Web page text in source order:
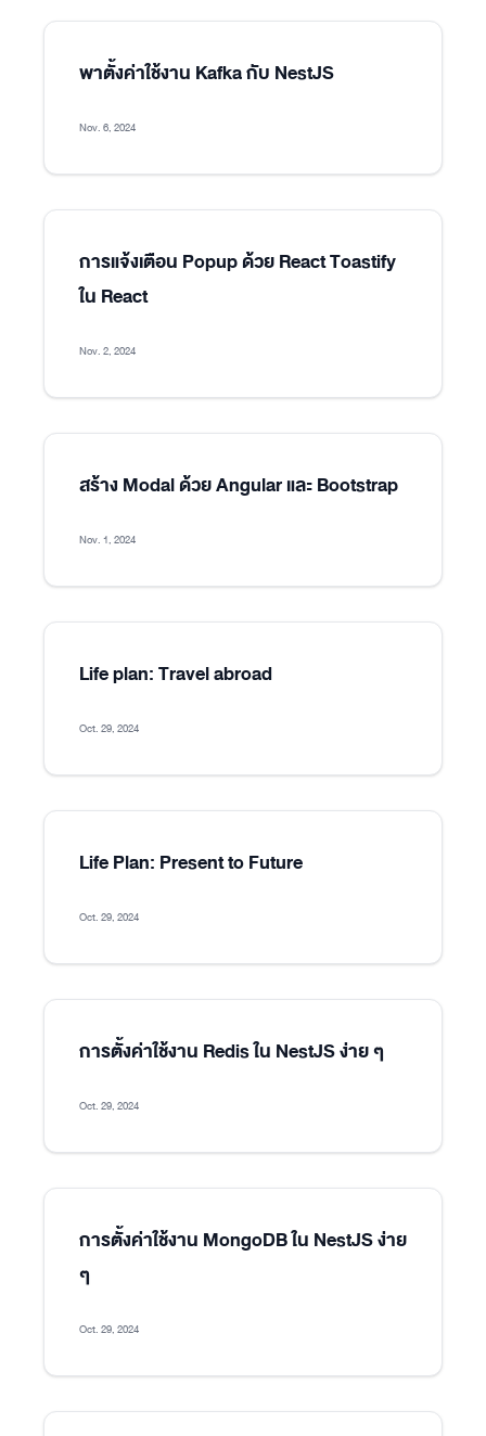
พาตั้งค่าใช้งาน Kafka กับ NestJS
Nov. 6, 2024
การแจ้งเตือน Popup ด้วย React Toastify
ใน React
Nov. 2, 2024
สร้าง Modal ด้วย Angular และ Bootstrap
Nov. 1, 2024
Life plan: Travel abroad
Oct. 29, 2024
Life Plan: Present to Future
Oct. 29, 2024
การตั้งค่าใช้งาน Redis ใน NestJS ง่าย ๆ
Oct. 29, 2024
การตั้งค่าใช้งาน MongoDB ใน NestJS ง่าย
ๆ
Oct. 29, 2024